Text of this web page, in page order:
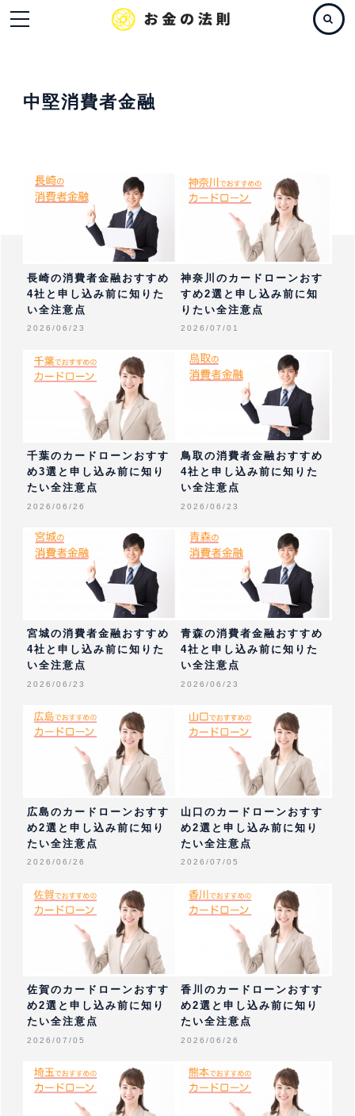
中堅消費者金融
長崎の消費者金融おすすめ
4社と申し込み前に知りた
い全注意点
2026/06/23
神奈川のカードローンおす
すめ2選と申し込み前に知
りたい全注意点
2026/07/01
千葉のカードローンおすす
め3選と申し込み前に知り
たい全注意点
2026/06/26
鳥取の消費者金融おすすめ
4社と申し込み前に知りた
い全注意点
2026/06/23
宮城の消費者金融おすすめ
4社と申し込み前に知りた
い全注意点
2026/06/23
青森の消費者金融おすすめ
4社と申し込み前に知りた
い全注意点
2026/06/23
広島のカードローンおすす
め2選と申し込み前に知り
たい全注意点
2026/06/26
山口のカードローンおすす
め2選と申し込み前に知り
たい全注意点
2026/07/05
佐賀のカードローンおすす
め2選と申し込み前に知り
たい全注意点
2026/07/05
香川のカードローンおすす
め2選と申し込み前に知り
たい全注意点
2026/06/26